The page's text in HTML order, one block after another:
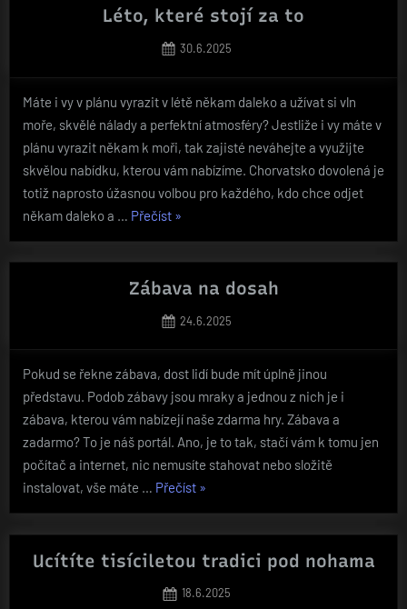
činnost
prací“
Léto, které stojí za to
Posted
30.6.2025
Máte i vy v plánu vyrazit v létě někam daleko a užívat si vln
moře, skvělé nálady a perfektní atmosféry? Jestliže i vy máte v
plánu vyrazit někam k moři, tak zajisté neváhejte a využijte
skvělou nabídku, kterou vám nabízíme. Chorvatsko dovolená je
totiž naprosto úžasnou volbou pro každého, kdo chce odjet
někam daleko a … Přečíst„Léto,
stojí
za
»
Zábava na dosah
Posted
24.6.2025
Pokud se řekne zábava, dost lidí bude mít úplně jinou
představu. Podob zábavy jsou mraky a jednou z nich je i
zábava, kterou vám nabízejí naše zdarma hry. Zábava a
zadarmo? To je náš portál. Ano, je to tak, stačí vám k tomu jen
počítač a internet, nic nemusíte stahovat nebo složitě
instalovat, vše máte … Přečíst„Zábava
dosah“
»
Ucítíte tisíciletou tradici pod nohama
Posted
18.6.2025